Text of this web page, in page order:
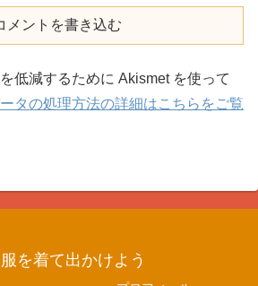
メントを書き込む
低減するために Akismet を使って
タの処理方法の詳細はこちらをご覧
を着て出かけよう